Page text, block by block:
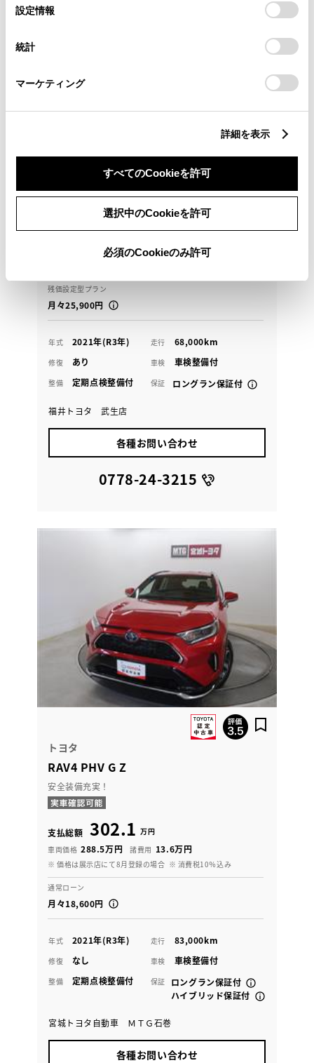
デバイスにすべてのCookie(クッキー)が保存されることに同
意したことになります。Cookie(クッキー)のオプトアウト、
設定の変更、同意を撤回したりするにあたっては、当社の
「Cookie（クッキー）情報の取り扱いについて
」をご覧くだ
設定情報
統計
マーケティング
詳細を表示
すべてのCookieを許可
選択中のCookieを許可
必須のCookieのみ許可
付きです！ 電話予約と ご来場 お待ちしておりま
す
支払総額 297.7 万円
285万円 諸費用 12.7万円
残価設定型プラン
月々25,900円
年式 2021年(R3年) 走行 68,000km
修復 あり 車検 車検整備付
整備 定期点検整備付 保証 ロングラン保証付
福井トヨタ 武生店
各種お問い合わせ
0778-24-3215
トヨタ
RAV4 PHV G Z
安全装備充実！
支払総額 302.1 万円
車両価格 288.5万円 諸費用 13.6万円
※ 価格は展示店にて8月登録の場合 ※ 消費税10％込み
通常ローン
月々18,600円
年式 2021年(R3年) 走行 83,000km
修復 なし 車検 車検整備付
整備 定期点検整備付 保証
ロングラン保証付
ハイブリッド保証付
宮城トヨタ自動車 ＭＴＧ石巻
各種お問い合わせ